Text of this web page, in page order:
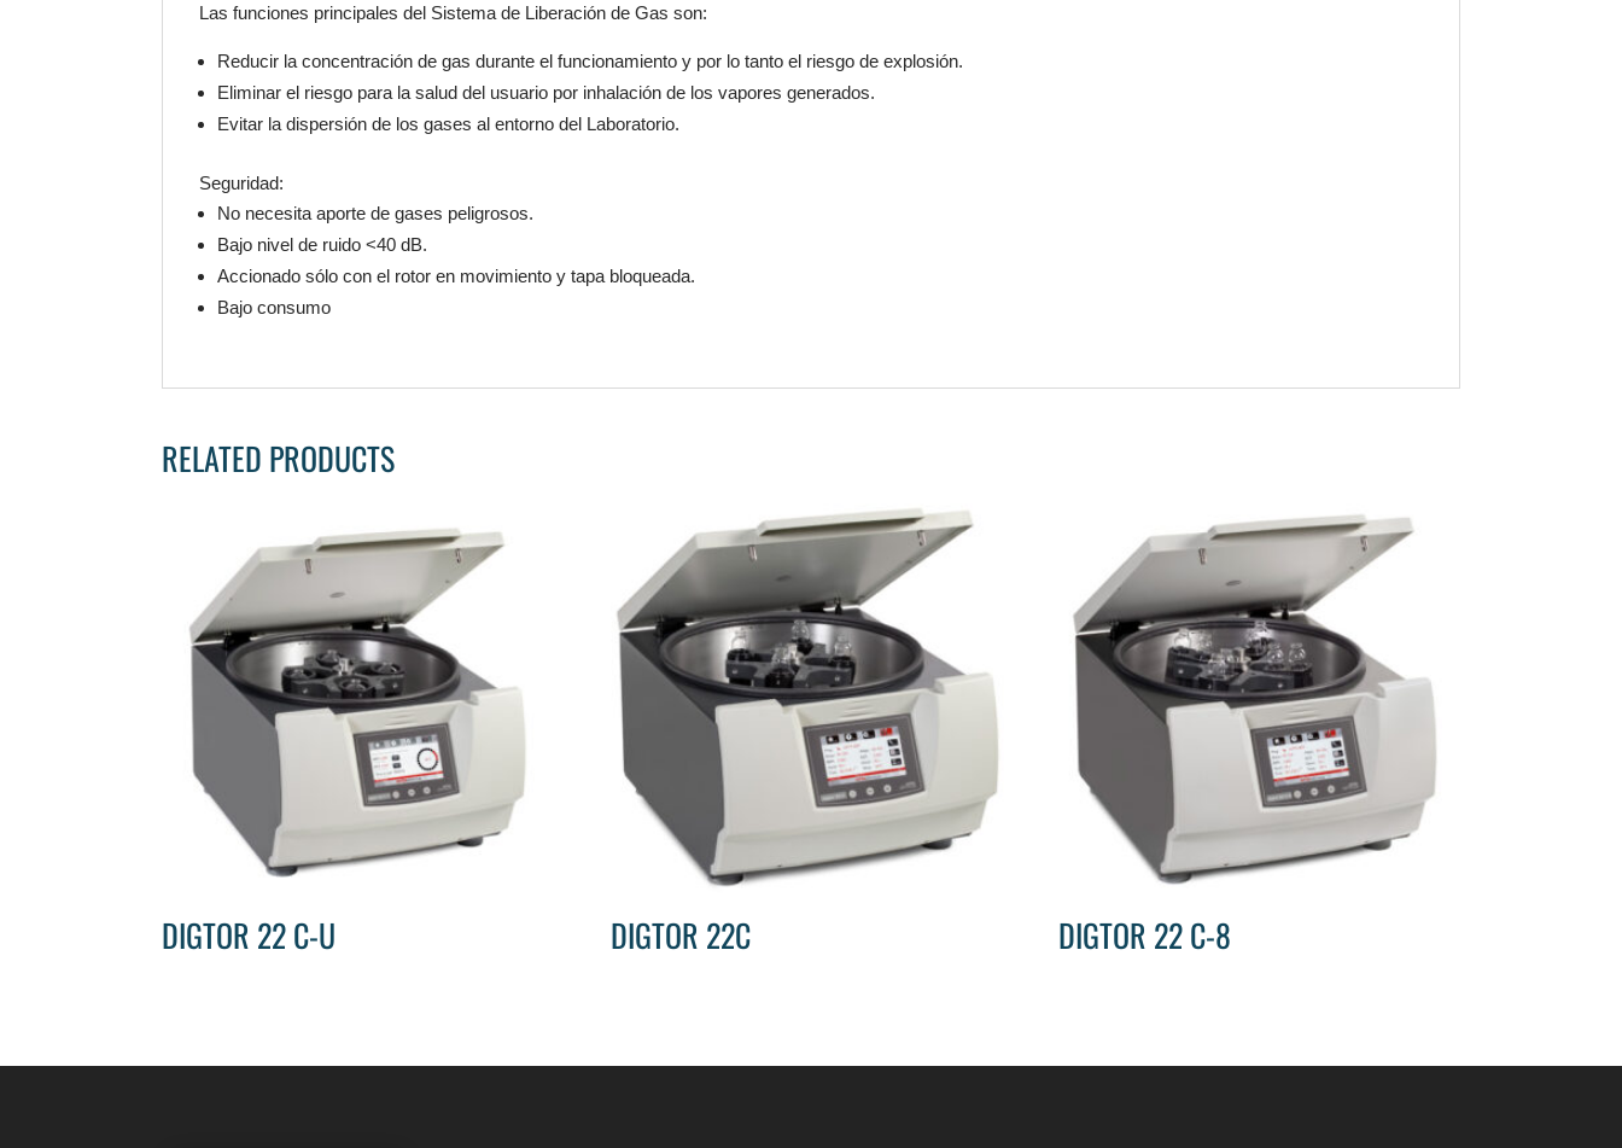
Las funciones principales del Sistema de Liberación de Gas son:
Reducir la concentración de gas durante el funcionamiento y por lo tanto el riesgo de explosión.
Eliminar el riesgo para la salud del usuario por inhalación de los vapores generados.
Evitar la dispersión de los gases al entorno del Laboratorio.
Seguridad:
No necesita aporte de gases peligrosos.
Bajo nivel de ruido <40 dB.
Accionado sólo con el rotor en movimiento y tapa bloqueada.
Bajo consumo
RELATED PRODUCTS
DIGTOR 22 C-U DIGTOR 22C DIGTOR 22 C-8